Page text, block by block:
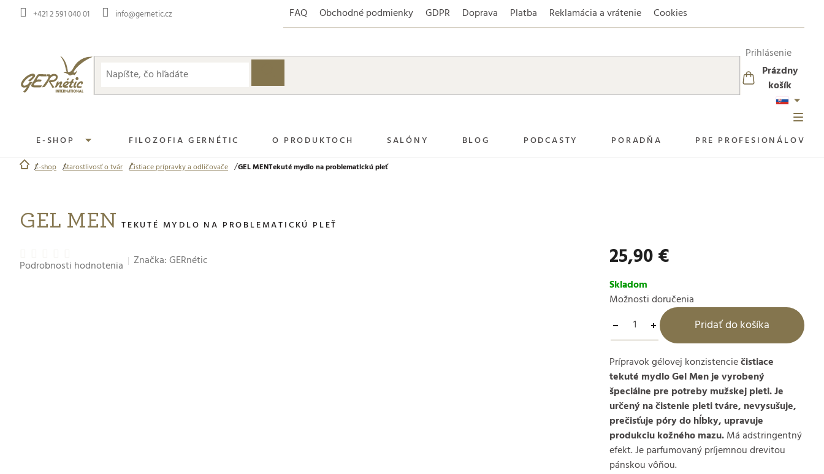
Prejsť
+421 2 591 040 01 info@gernetic.cz FAQ Obchodné podmienky GDPR Doprava Platba Reklamácia a vrátenie Cookies
Prihlásenie
NÁKUPNÝ
KOŠÍK
Prázdny
košík
E-SHOP FILOZOFIA GERNÉTIC O PRODUKTOCH SALÓNY BLOG PODCASTY PORADŇA PRE PROFESIONÁLOV
Domov
E-shop Starostlivosť o tvár Čistiace prípravky a odličovače GEL MENTekuté mydlo na problematickú pleť
GEL MEN TEKUTÉ MYDLO NA PROBLEMATICKÚ PLEŤ
hodnotenie
Podrobnosti hodnotenia Značka:GERnétic 25,90 €
Skladom
Možnosti doručenia
Pridať do košíka
Prípravok gélovej konzistenciečistiace
tekuté mydlo Gel Men je vyrobený
špeciálne pre potreby mužskej pleti. Je
určený na čistenie pleti tváre, nevysušuje,
prečisťuje póry do hĺbky, upravuje
produkciu kožného mazu.Má adstringentný
efekt. Je parfumovaný príjemnou drevitou
pánskou vôňou.